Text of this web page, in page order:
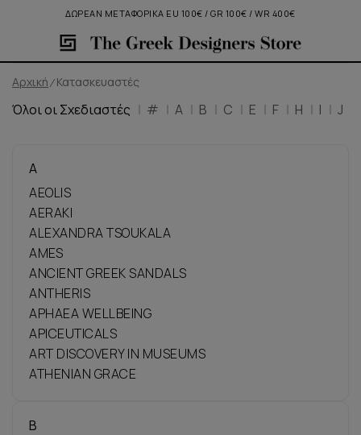
ΔΩΡΕΑΝ ΜΕΤΑΦΟΡΙΚΑ EU 100€ / GR 100€ / WR 400€
Αρχική Κατασκευαστές
Όλοι οι Σχεδιαστές # A B C E F H I J
A
AEOLIS
AERAKI
ALEXANDRA TSOUKALA
AMES
ANCIENT GREEK SANDALS
ANTHERIS
APHAEA WELLBEING
APICEUTICALS
ART DISCOVERY IN MUSEUMS
ATHENIAN GRACE
B